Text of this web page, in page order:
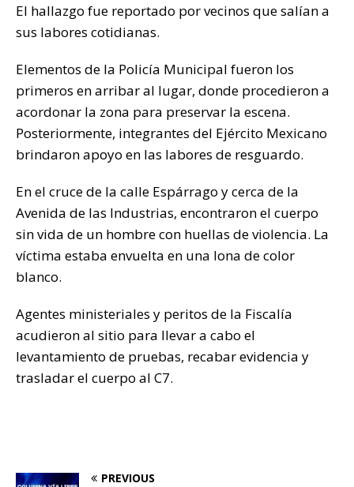
p
p
o
o
k
n
k
ti
El hallazgo fue reportado por vecinos que salían a
sus labores cotidianas.
Elementos de la Policía Municipal fueron los
primeros en arribar al lugar, donde procedieron a
acordonar la zona para preservar la escena.
Posteriormente, integrantes del Ejército Mexicano
brindaron apoyo en las labores de resguardo.
En el cruce de la calle Espárrago y cerca de la
Avenida de las Industrias, encontraron el cuerpo
sin vida de un hombre con huellas de violencia. La
víctima estaba envuelta en una lona de color
blanco.
Agentes ministeriales y peritos de la Fiscalía
acudieron al sitio para llevar a cabo el
levantamiento de pruebas, recabar evidencia y
trasladar el cuerpo al C7.
PREVIOUS